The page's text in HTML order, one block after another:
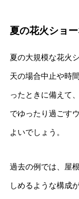
夏の花火ショ
夏の大規模な花火
天の場合中止や時
ったときに備えて
でゆったり過ごす
よいでしょう。
過去の例では、屋
しめるような構成